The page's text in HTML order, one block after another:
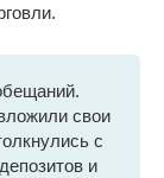
свои
с
и